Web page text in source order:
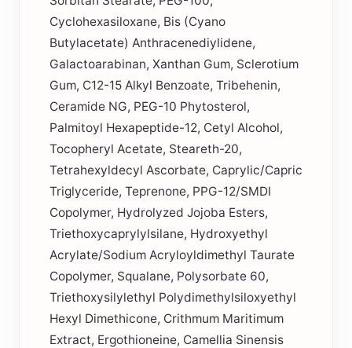
Cyclohexasiloxane, Bis (Cyano
Butylacetate) Anthracenediylidene,
Galactoarabinan, Xanthan Gum, Sclerotium
Gum, C12-15 Alkyl Benzoate, Tribehenin,
Ceramide NG, PEG-10 Phytosterol,
Palmitoyl Hexapeptide-12, Cetyl Alcohol,
Tocopheryl Acetate, Steareth-20,
Tetrahexyldecyl Ascorbate, Caprylic/Capric
Triglyceride, Teprenone, PPG-12/SMDI
Copolymer, Hydrolyzed Jojoba Esters,
Triethoxycaprylylsilane, Hydroxyethyl
Acrylate/Sodium Acryloyldimethyl Taurate
Copolymer, Squalane, Polysorbate 60,
Triethoxysilylethyl Polydimethylsiloxyethyl
Hexyl Dimethicone, Crithmum Maritimum
Extract, Ergothioneine, Camellia Sinensis